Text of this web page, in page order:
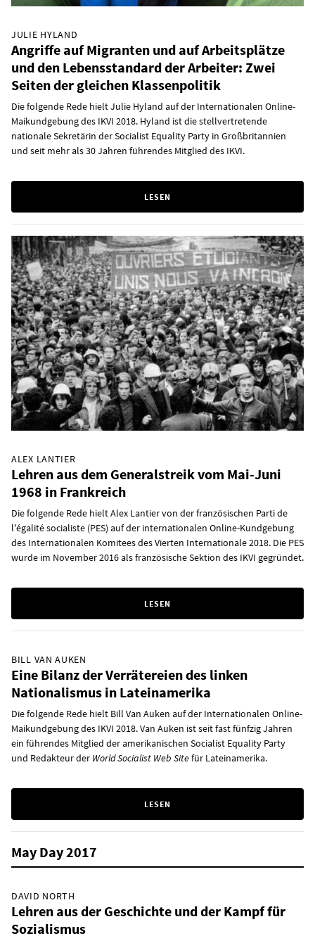
JULIE HYLAND
Angriffe auf Migranten und auf Arbeitsplätze
und den Lebensstandard der Arbeiter: Zwei
Seiten der gleichen Klassenpolitik
Die folgende Rede hielt Julie Hyland auf der Internationalen Online-
Maikundgebung des IKVI 2018. Hyland ist die stellvertretende
nationale Sekretärin der Socialist Equality Party in Großbritannien
und seit mehr als 30 Jahren führendes Mitglied des IKVI.
LESEN
ALEX LANTIER
Lehren aus dem Generalstreik vom Mai-Juni
1968 in Frankreich
Die folgende Rede hielt Alex Lantier von der französischen Parti de
l'égalité socialiste (PES) auf der internationalen Online-Kundgebung
des Internationalen Komitees des Vierten Internationale 2018. Die PES
wurde im November 2016 als französische Sektion des IKVI gegründet.
LESEN
BILL VAN AUKEN
Eine Bilanz der Verrätereien des linken
Nationalismus in Lateinamerika
Die folgende Rede hielt Bill Van Auken auf der Internationalen Online-
Maikundgebung des IKVI 2018. Van Auken ist seit fast fünfzig Jahren
ein führendes Mitglied der amerikanischen Socialist Equality Party
und Redakteur der World Socialist Web Sitefür Lateinamerika.
LESEN
May Day 2017
DAVID NORTH
Lehren aus der Geschichte und der Kampf für
Sozialismus